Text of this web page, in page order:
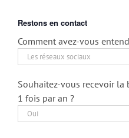
Restons en contact
Comment avez-vous
Souhaitez-vous recevoir la
1 fois par an ?